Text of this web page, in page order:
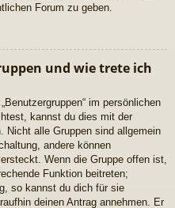
Forum zu geben.
und wie trete ich
im persönlichen
kannst du dies mit der
Nicht alle Gruppen sind allgemein
andere können
Wenn die Gruppe offen ist,
Funktion beitreten;
so kannst du dich für sie
deinen Antrag annehmen. Er